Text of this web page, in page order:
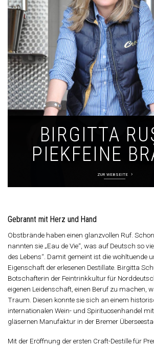
BIRGITTA
PIEKFEINE
ZUR WEBSEITE
Gebrannt mit Herz und Hand
Obstbrände haben einen glanzvollen Ruf.
nannten sie „Eau de Vie“, was auf Deutsch so
des Lebens“. Damit gemeint ist die wohltuende
Eigenschaft der erlesenen Destillate. Birgitta
Botschafterin der Feintrinkkultur für
eigenen Leidenschaft, einen Beruf zu machen,
Traum. Diesen konnte sie sich an einem
internationalen Wein- und Spirituosenhandel
gläsernen Manufaktur in der Bremer
Mit der Eröffnung der ersten Craft-Destille für